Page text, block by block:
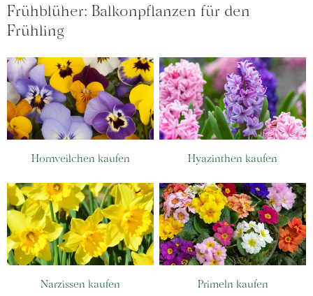
Frühblüher: Balkonpflanzen für den
Frühling
Hornveilchen kaufen Hyazinthen kaufen
Narzissen kaufen Primeln kaufen